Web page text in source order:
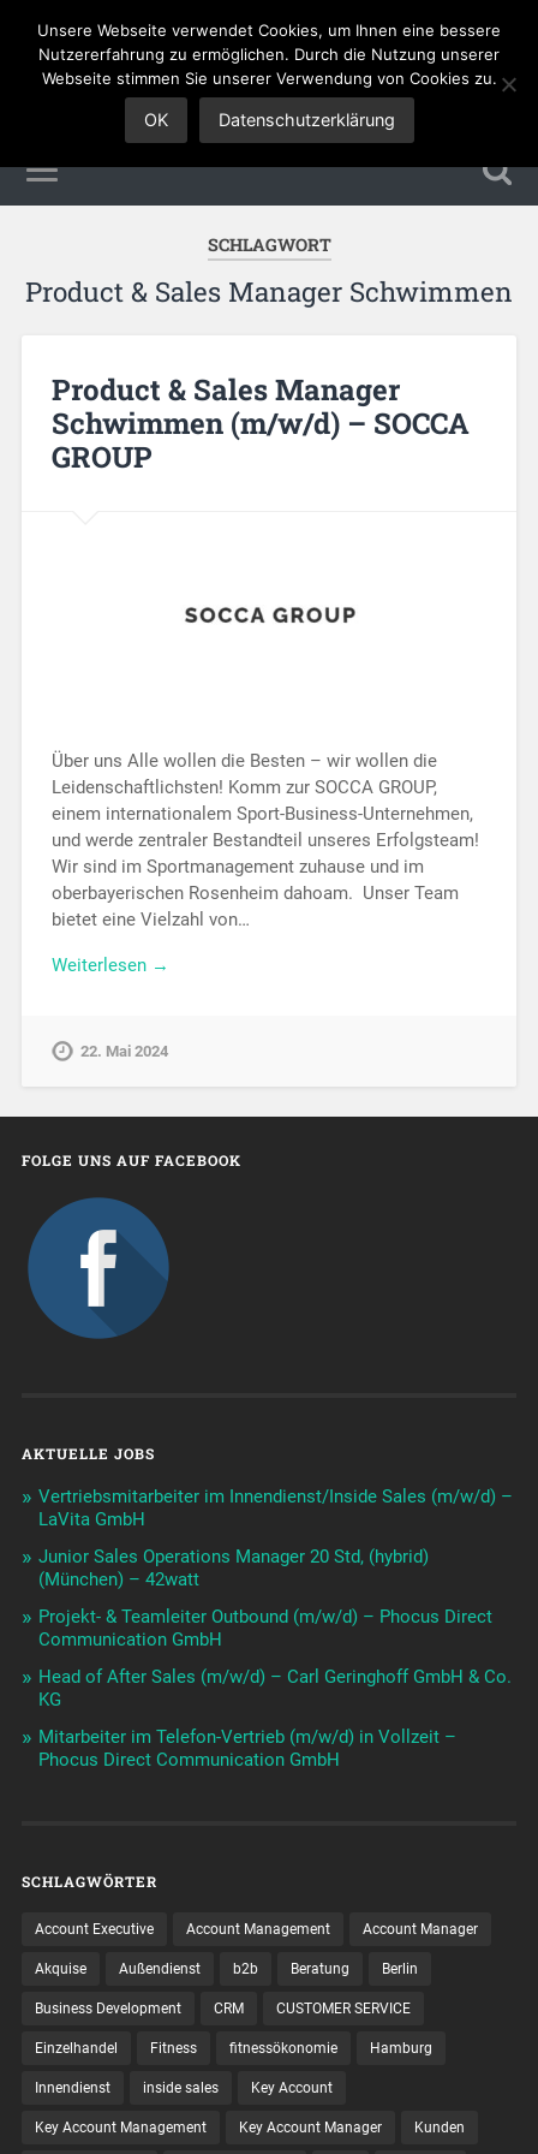
Sales Jobs
SCHLAGWORT
Product & Sales Manager Schwimmen
Product & Sales Manager
Schwimmen (m/w/d) – SOCCA
GROUP
Über uns Alle wollen die Besten – wir wollen die
Leidenschaftlichsten! Komm zur SOCCA GROUP,
einem internationalem Sport-Business-Unternehmen,
und werde zentraler Bestandteil unseres Erfolgsteam!
Wir sind im Sportmanagement zuhause und im
oberbayerischen Rosenheim dahoam. Unser Team
bietet eine Vielzahl von…
Weiterlesen →
22. Mai 2024
FOLGE UNS AUF FACEBOOK
AKTUELLE JOBS
Vertriebsmitarbeiter im Innendienst/Inside Sales (m/w/d) –
LaVita GmbH
Junior Sales Operations Manager 20 Std, (hybrid)
(München) – 42watt
Projekt- & Teamleiter Outbound (m/w/d) – Phocus Direct
Communication GmbH
Head of After Sales (m/w/d) – Carl Geringhoff GmbH & Co.
KG
Mitarbeiter im Telefon-Vertrieb (m/w/d) in Vollzeit –
Phocus Direct Communication GmbH
SCHLAGWÖRTER
Account Executive Account Management Account Manager
Akquise Außendienst b2b Beratung Berlin
Business Development CRM CUSTOMER SERVICE
Einzelhandel Fitness fitnessökonomie Hamburg
Innendienst inside sales Key Account
Key Account Management Key Account Manager Kunden
Unsere Webseite verwendet Cookies, um Ihnen eine bessere
Nutzererfahrung zu ermöglichen. Durch die Nutzung unserer
Webseite stimmen Sie unserer Verwendung von Cookies zu.
OK Datenschutzerklärung